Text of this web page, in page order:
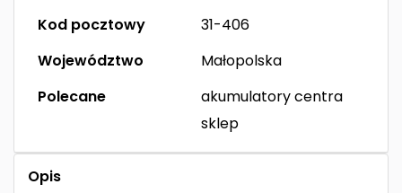
Kod pocztowy
31-406
Województwo
Małopolska
Polecane
akumulatory centra
sklep
Opis